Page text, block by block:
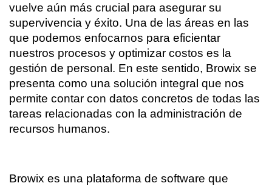
vuelve aún más crucial para asegurar su
supervivencia y éxito. Una de las áreas en las
que podemos enfocarnos para eficientar
nuestros procesos y optimizar costos es la
gestión de personal. En este sentido, Browix se
presenta como una solución integral que nos
permite contar con datos concretos de todas las
tareas relacionadas con la administración de
recursos humanos.
Browix es una plataforma de software que